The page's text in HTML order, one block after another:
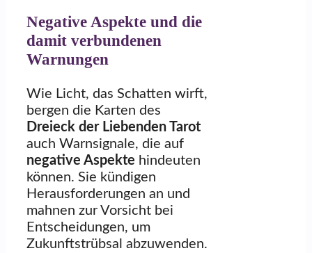
Negative Aspekte und die
damit verbundenen
Warnungen
Wie Licht, das Schatten wirft,
bergen die Karten des
Dreieck der Liebenden Tarot
auch Warnsignale, die auf
negative Aspekte hindeuten
können. Sie kündigen
Herausforderungen an und
mahnen zur Vorsicht bei
Entscheidungen, um
Zukunftstrübsal abzuwenden.